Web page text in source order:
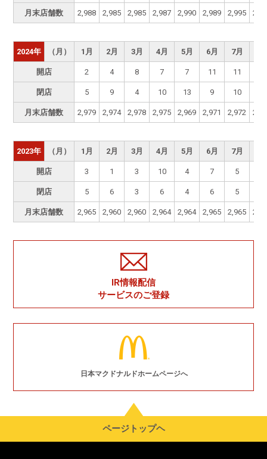
月末店舗数 2,988 2,985 2,985 2,987 2,990 2,989 2,995
2024年 （月） 1月 2月 3月 4月 5月 6月 7月
開店 2 4 8 7 7 11 11
閉店 5 9 4 10 13 9 10
月末店舗数 2,979 2,974 2,978 2,975 2,969 2,971 2,972
2023年 （月） 1月 2月 3月 4月 5月 6月 7月
開店 3 1 3 10 4 7 5
閉店 5 6 3 6 4 6 5
月末店舗数 2,965 2,960 2,960 2,964 2,964 2,965 2,965
IR情報配信
サービスのご登録
日本マクドナルドホームページへ
ページトップヘ